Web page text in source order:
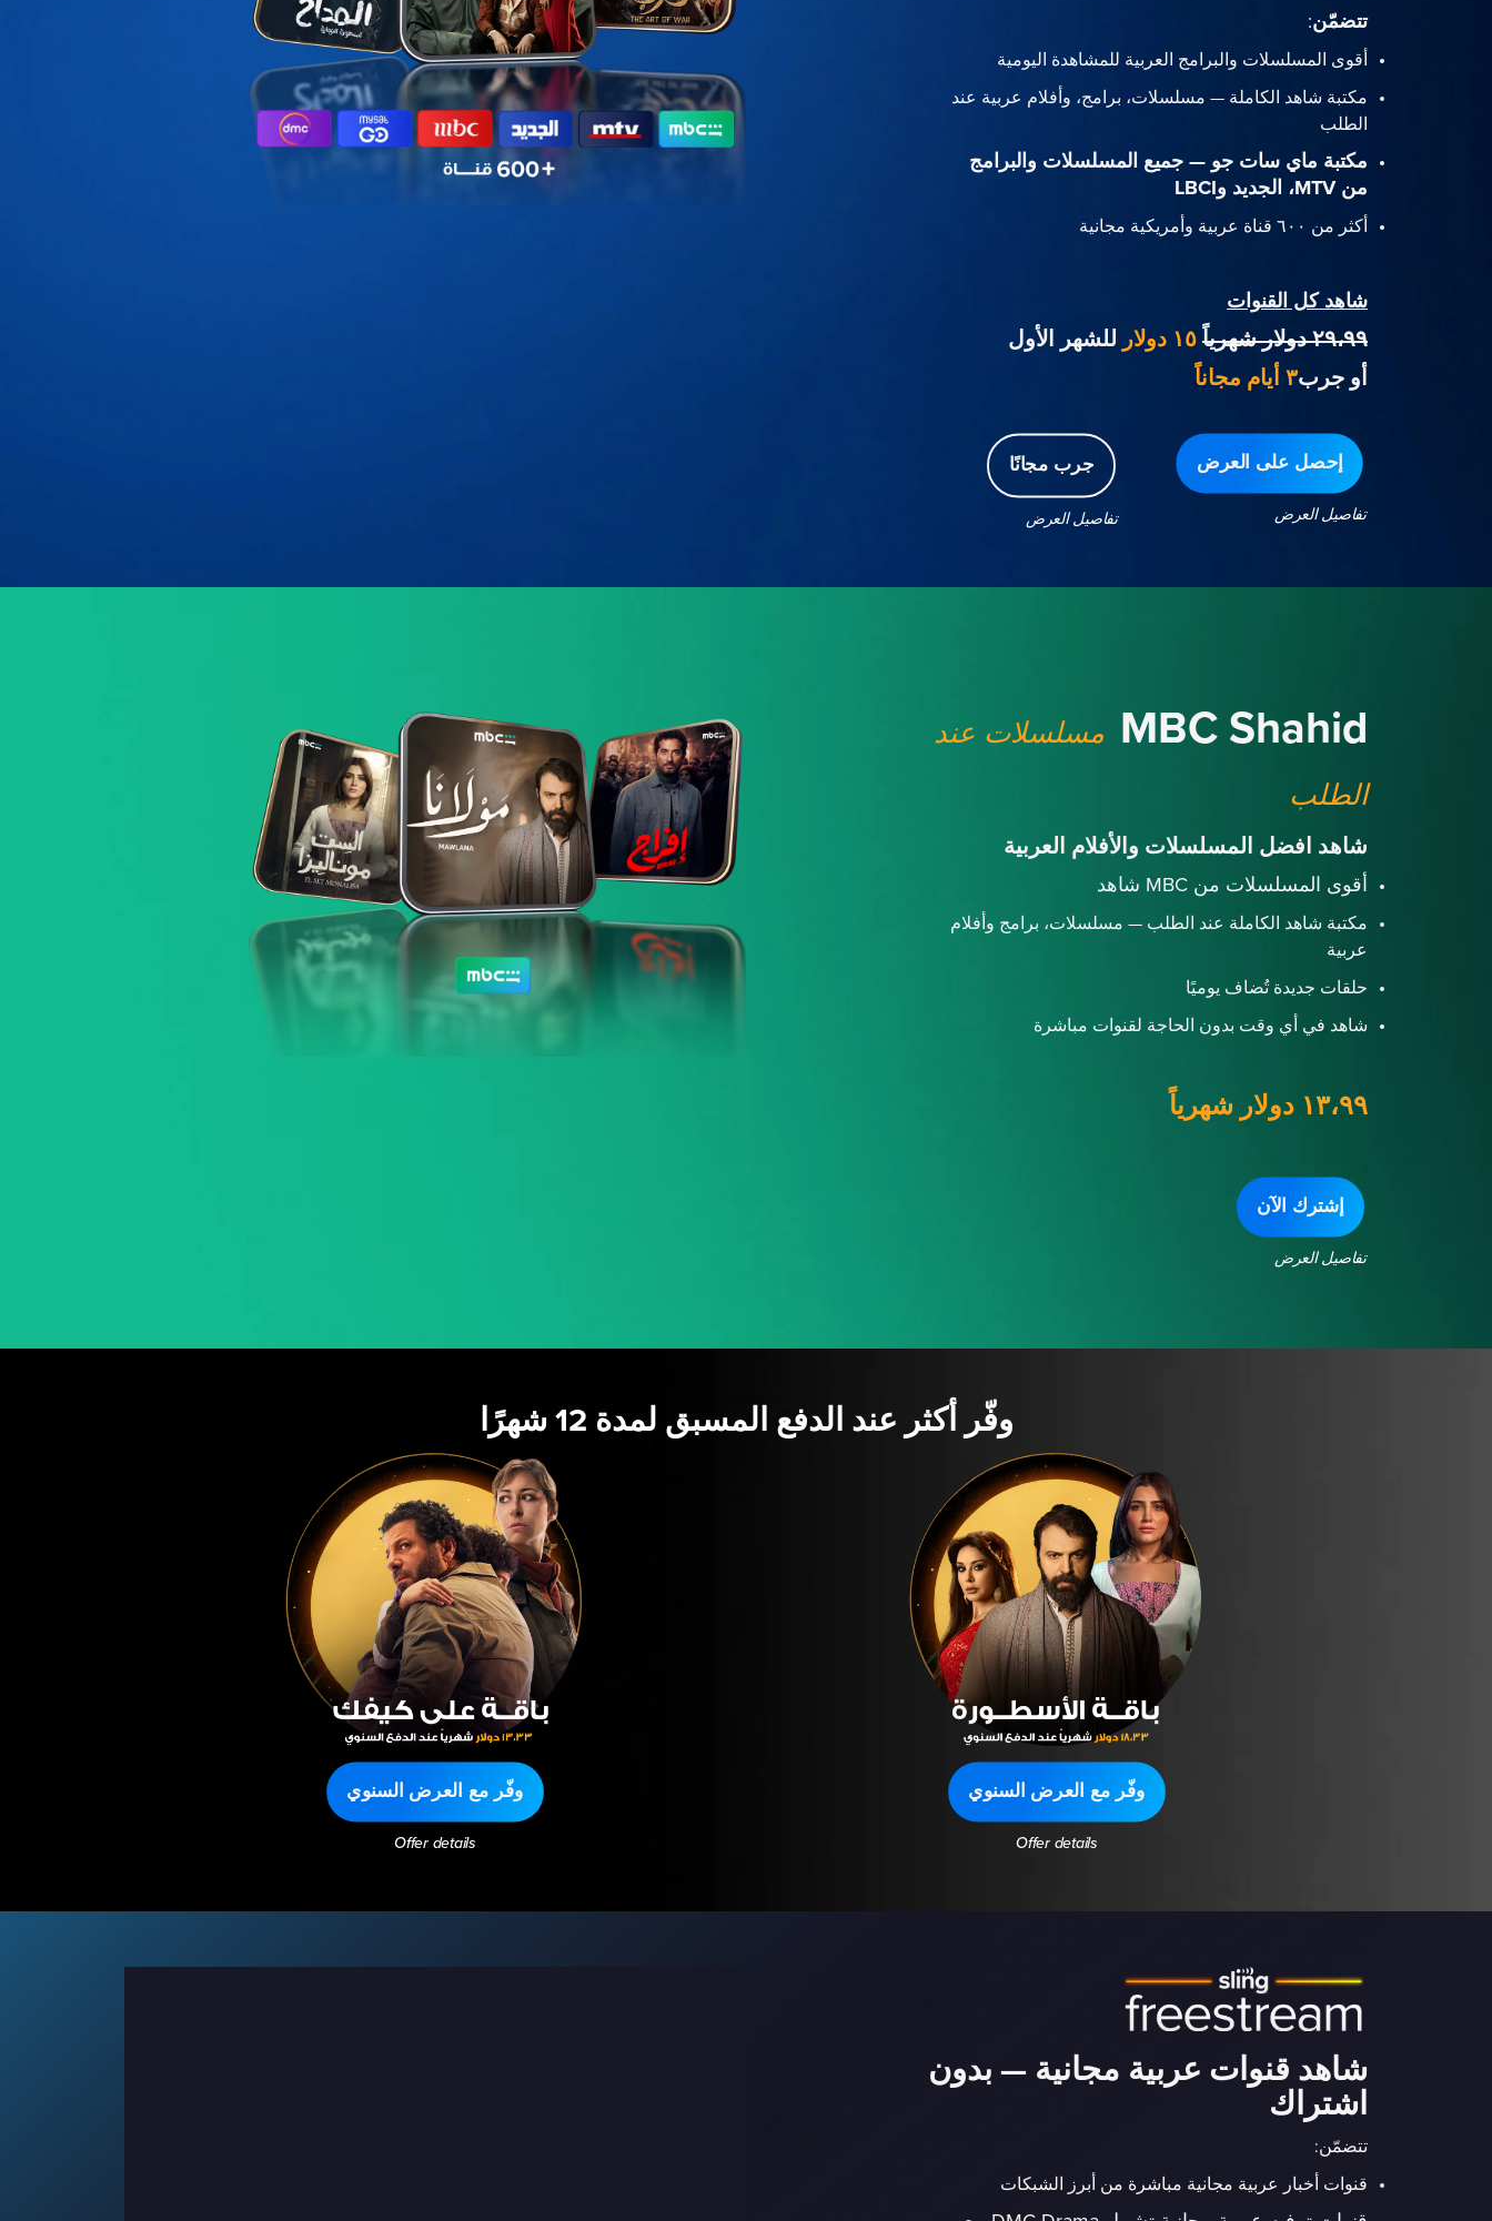
تتضمّن:
أقوى المسلسلات والبرامج العربية للمشاهدة اليومية
مكتبة شاهد الكاملة — مسلسلات، برامج، وأفلام عربية عند
الطلب
مكتبة ماي سات جو — جميع المسلسلات والبرامج
من MTV، الجديد وLBCI
أكثر من ٦٠٠ قناة عربية وأمريكية مجانية
شاهد كل القنوات
٢٩،٩٩ دولار شهرياً
للشهر الأول
أو جرب٣ أيام مجاناً
جرب مجانًا
تفاصيل العرض
إحصل على العرض
تفاصيل العرض
MBC Shahid مسلسلات عند
الطلب
شاهد افضل المسلسلات والأفلام العربية
أقوى المسلسلات من MBC شاهد
مكتبة شاهد الكاملة عند الطلب — مسلسلات، برامج وأفلام
عربية
حلقات جديدة تُضاف يوميًا
شاهد في أي وقت بدون الحاجة لقنوات مباشرة
١٣،٩٩ دولار شهرياً
إشترك الآن
تفاصيل العرض
وفّر أكثر عند الدفع المسبق لمدة 12 شهرًا
وفّر مع العرض السنوي
Offer details
وفّر مع العرض السنوي
Offer details
شاهد قنوات عربية مجانية — بدون
اشتراك
تتضمّن:
قنوات أخبار عربية مجانية مباشرة من أبرز الشبكات